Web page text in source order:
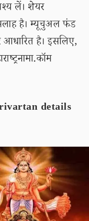
लें। शेयर
है। म्यूचुअल फंड
है। इसलिए,
details